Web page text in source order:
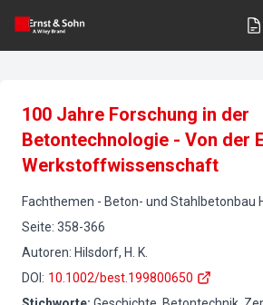
100 Jahre Forschung in der
Betontechnologie - Von der
Werkstoffwissenschaft
Fachthemen - Beton- und Stahlbetonbau
Seite: 358-366
Autoren: Hilsdorf, H. K.
DOI : 10.1002/best.199800650